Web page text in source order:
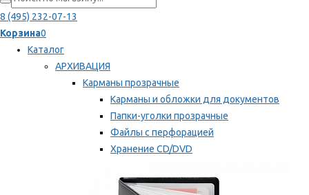
8 (495) 232-07-13
Корзина0
Каталог
АРХИВАЦИЯ
Карманы прозрачные
Карманы и обложки для документов
Папки-уголки прозрачные
Файлы с перфорацией
Хранение CD/DVD
Мы рекомендуем